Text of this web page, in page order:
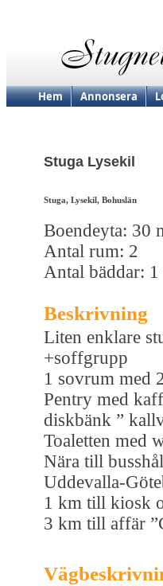
Hem Annonsera
Stuga Lysekil
Stuga, Lysekil, Bohuslän
Boendeyta: 30
Antal rum: 2
Antal bäddar:
Beskrivning
Liten enklare
+soffgrupp
1 sovrum med
Pentry med
diskbänk ”
Toaletten med
Nära till
Uddevalla-
1 km till kiosk
3 km till affär